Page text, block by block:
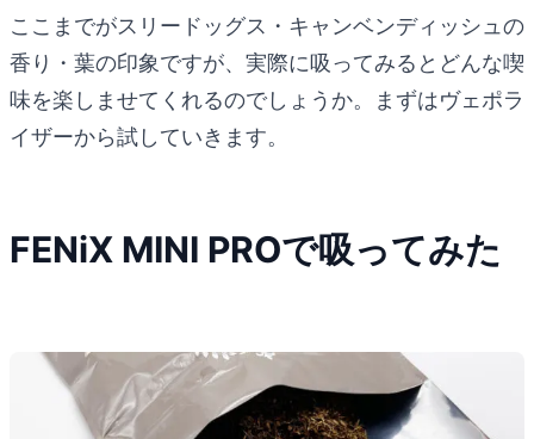
ここまでがスリードッグス・キャンベンディッシュの
香り・葉の印象ですが、実際に吸ってみるとどんな喫
味を楽しませてくれるのでしょうか。まずはヴェポラ
イザーから試していきます。
FENiX MINI PROで吸ってみた